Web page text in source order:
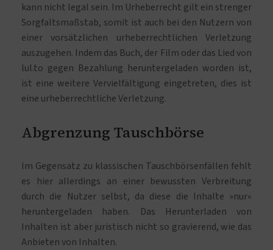
kann nicht legal sein. Im Urheberrecht gilt ein strenger
Sorgfaltsmaßstab, somit ist auch bei den Nutzern von
einer vorsätzlichen urheberrechtlichen Verletzung
auszugehen. Indem das Buch, der Film oder das Lied von
lul.to gegen Bezahlung heruntergeladen worden ist,
ist eine weitere Vervielfältigung eingetreten, dies ist
eine urheberrechtliche Verletzung.
Abgrenzung Tauschbörse
Im Gegensatz zu klassischen Tauschbörsenfällen fehlt
es hier allerdings an einer bewussten Verbreitung
durch die Nutzer selbst, da diese die Inhalte »nur«
heruntergeladen haben. Das Herunterladen von
Inhalten ist aber juristisch nicht so gravierend, wie das
Anbieten von Inhalten.